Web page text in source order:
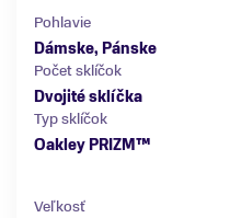
Pohlavie
Dámske, Pánske
Počet sklíčok
Dvojité sklíčka
Typ sklíčok
Oakley PRIZM™
Veľkosť